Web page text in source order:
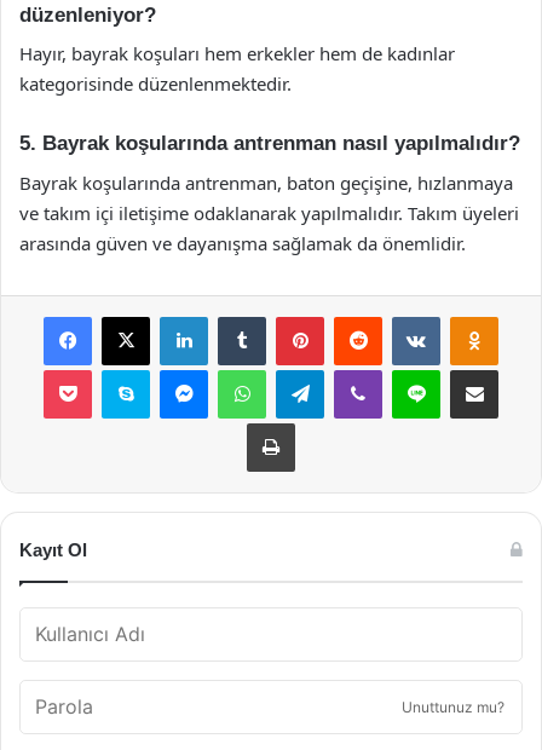
düzenleniyor?
Hayır, bayrak koşuları hem erkekler hem de kadınlar
kategorisinde düzenlenmektedir.
5. Bayrak koşularında antrenman nasıl yapılmalıdır?
Bayrak koşularında antrenman, baton geçişine, hızlanmaya
ve takım içi iletişime odaklanarak yapılmalıdır. Takım üyeleri
arasında güven ve dayanışma sağlamak da önemlidir.
Facebook
X LinkedInTumblr PinterestReddit VKontakte
Pocket Skype MessengerWhatsAppTelegramViber Line E-Posta ile
Yazdır
Kayıt Ol
Unuttunuz mu?